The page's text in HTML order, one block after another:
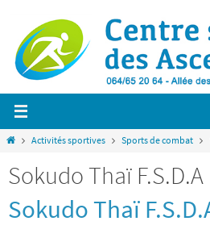
contenu
HomeActivités sportives Sports de combat
Sokudo Thaï F.S.D.A
Sokudo Thaï